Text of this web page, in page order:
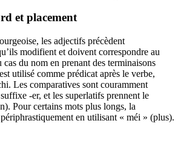
et placement
les adjectifs précèdent
modifient et doivent correspondre au
cas du nom en prenant des terminaisons
utilisé comme prédicat après le verbe,
Les comparatives sont couramment
-er, et les superlatifs prennent le
Pour certains mots plus longs, la
en utilisant « méi » (plus).